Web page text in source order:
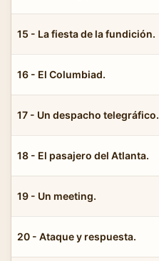
15 - La fiesta de la fundición.
16 - El Columbiad.
17 - Un despacho telegráfico.
18 - El pasajero del Atlanta.
19 - Un meeting.
20 - Ataque y respuesta.